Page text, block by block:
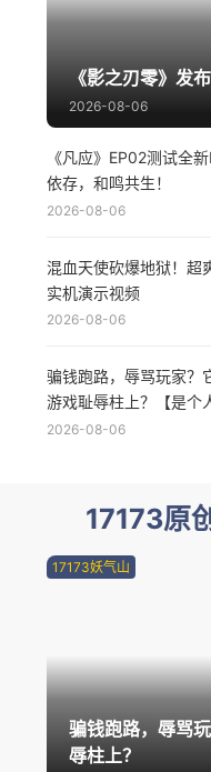
《影之刃零》发
2026-08-06
《凡应》EP02测试全
依存，和鸣共生！
2026-08-06
混血天使砍爆地狱！超
实机演示视频
2026-08-06
骗钱跑路，辱骂玩家？
游戏耻辱柱上？【是个
2026-08-06
17173原
17173妖气山
骗钱跑路，辱骂
辱柱上？